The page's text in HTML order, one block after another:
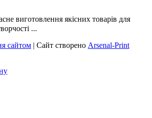
виготовлення якісних товарів для
...
сайтом | Сайт створено Arsenal-Print